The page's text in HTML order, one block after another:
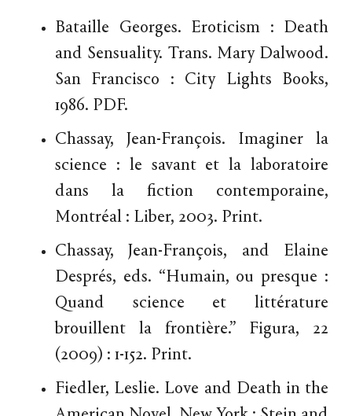
Bataille Georges. Eroticism : Death
and Sensuality. Trans. Mary Dalwood.
San Francisco : City Lights Books,
1986. PDF.
Chassay, Jean-François. Imaginer la
science : le savant et la laboratoire
dans la fiction contemporaine,
Montréal : Liber, 2003. Print.
Chassay, Jean-François, and Elaine
Després, eds. “Humain, ou presque :
Quand science et littérature
brouillent la frontière.” Figura, 22
(2009) : 1-152. Print.
Fiedler, Leslie. Love and Death in the